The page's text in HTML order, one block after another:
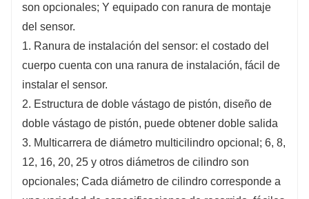
deslizante para facilitar la fijación del cuerpo
desde arriba, y la cara inferior y final del cuerpo
están sujetas con orificios para tornillos de
instalación, y la cara inferior del cuerpo está
equipada con Orificios para pasadores de
posicionamiento de instalación para instalar el
cilindro fijo desde tres direcciones, fácil de usar
son opcionales; Y equipado con ranura de montaje
del sensor.
1. Ranura de instalación del sensor: el costado del
cuerpo cuenta con una ranura de instalación, fácil de
instalar el sensor.
2. Estructura de doble vástago de pistón, diseño de
doble vástago de pistón, puede obtener doble salida
3. Multicarrera de diámetro multicilindro opcional; 6, 8,
12, 16, 20, 25 y otros diámetros de cilindro son
opcionales; Cada diámetro de cilindro corresponde a